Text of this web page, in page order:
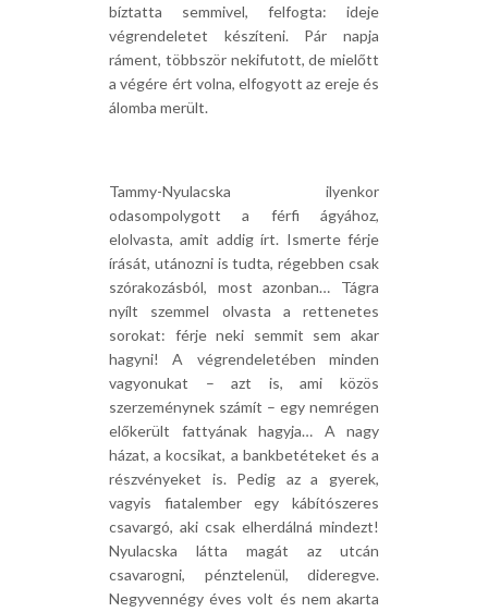
bíztatta semmivel, felfogta: ideje
végrendeletet készíteni. Pár napja
ráment, többször nekifutott, de mielőtt
a végére ért volna, elfogyott az ereje és
álomba merült.
Tammy-Nyulacska ilyenkor
odasompolygott a férfi ágyához,
elolvasta, amit addig írt. Ismerte férje
írását, utánozni is tudta, régebben csak
szórakozásból, most azonban… Tágra
nyílt szemmel olvasta a rettenetes
sorokat: férje neki semmit sem akar
hagyni! A végrendeletében minden
vagyonukat – azt is, ami közös
szerzeménynek számít – egy nemrégen
előkerült fattyának hagyja… A nagy
házat, a kocsikat, a bankbetéteket és a
részvényeket is. Pedig az a gyerek,
vagyis fiatalember egy kábítószeres
csavargó, aki csak elherdálná mindezt!
Nyulacska látta magát az utcán
csavarogni, pénztelenül, dideregve.
Negyvennégy éves volt és nem akarta